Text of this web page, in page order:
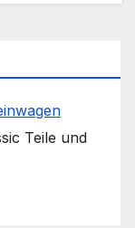
Teile und